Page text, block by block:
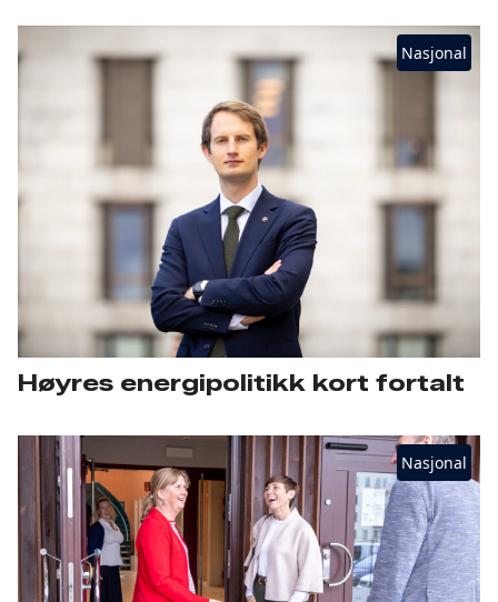
Nasjonal
Høyres energipolitikk kort fortalt
Nasjonal